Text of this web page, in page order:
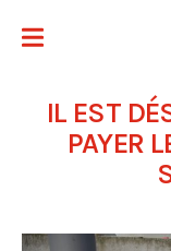
IL EST
PAYER